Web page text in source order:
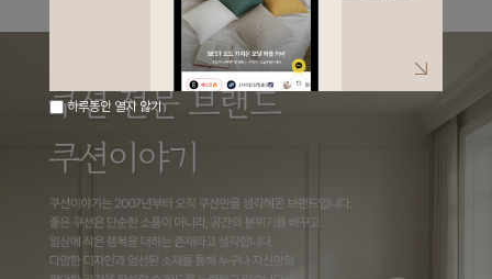
하루동안 열지 않기